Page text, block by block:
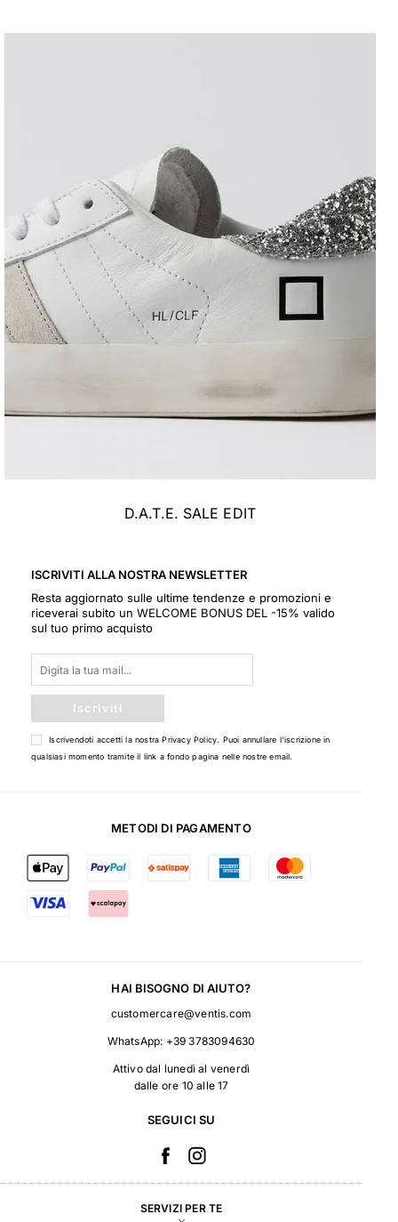
D.A.T.E. SALE EDIT
ISCRIVITI ALLA NOSTRA NEWSLETTER
Resta aggiornato sulle ultime tendenze e promozioni e
riceverai subito un WELCOME BONUS DEL -15% valido
sul tuo primo acquisto
Iscriviti
Iscrivendoti accetti la nostraPrivacy Policy. Puoi annullare l'iscrizione in
qualsiasi momento tramite il link a fondo pagina nelle nostre email.
METODI DI PAGAMENTO
HAI BISOGNO DI AIUTO?
customercare@ventis.com
WhatsApp: +39 3783094630
Attivo dal lunedì al venerdì
dalle ore 10 alle 17
SEGUICI SU
SERVIZI PER TE